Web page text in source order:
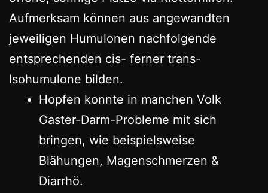
Aufmerksam können aus angewandten
jeweiligen Humulonen nachfolgende
entsprechenden cis- ferner trans-
Isohumulone bilden.
Hopfen konnte in manchen Volk
Gaster-Darm-Probleme mit sich
bringen, wie beispielsweise
Blähungen, Magenschmerzen &
Diarrhö.